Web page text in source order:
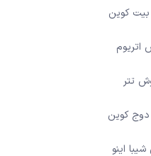
کوین
اتریوم
تتر
کوین
اینو